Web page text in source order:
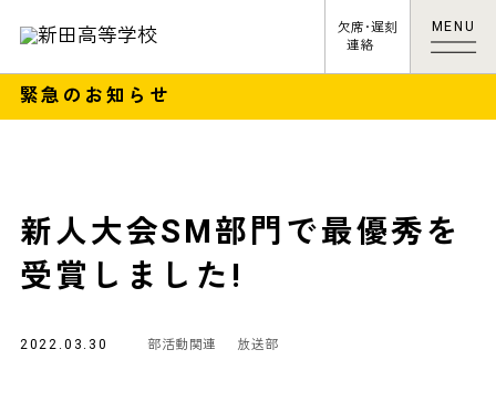
欠席･遅刻
連絡
MENU
緊急のお知らせ
新人大会SM部門で最優秀を
受賞しました!
2022.03.30 部活動関連 放送部